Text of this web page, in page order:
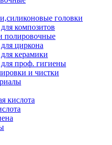
головки
композитов
полировочные
циркона
керамики
проф. гигиены
и чистки
кислота